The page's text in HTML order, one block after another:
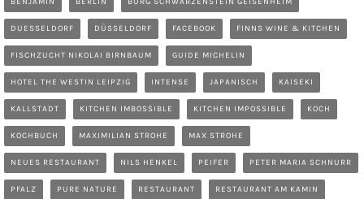
DUESSELDORF DÜSSELDORF FACEBOOK FINNS WINE & KITCHEN
FISCHZUCHT NIKOLAI BIRNBAUM GUIDE MICHELIN
HOTEL THE WESTIN LEIPZIG INTENSE JAPANISCH KAISEKI
KALLSTADT KITCHEN IMBOSSIBLE KITCHEN IMPOSSIBLE KOCH
KOCHBUCH MAXIMILIAN STROHE MAX STROHE
NEUES RESTAURANT NILS HENKEL PEIFER PETER MARIA SCHNURR
PFALZ PURE NATURE RESTAURANT RESTAURANT AM KAMIN